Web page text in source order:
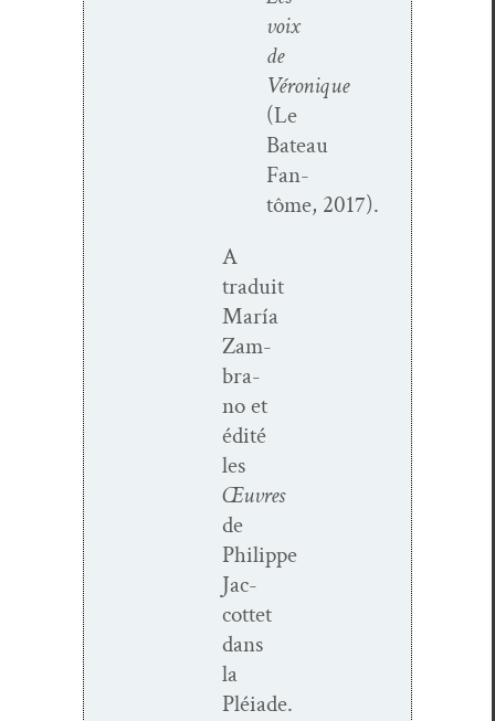
voix
de
Véronique
(Le
Bateau
Fan­
tôme, 2017).
A
traduit
María
Zam­
bra­
no et
édité
les
Œuvres
de
Philippe
Jac­
cot­tet
dans
la
Pléiade.